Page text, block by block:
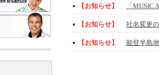
【お知らせ】 「MUSIC
【お知らせ】 社名変更
【お知らせ】 能登半島